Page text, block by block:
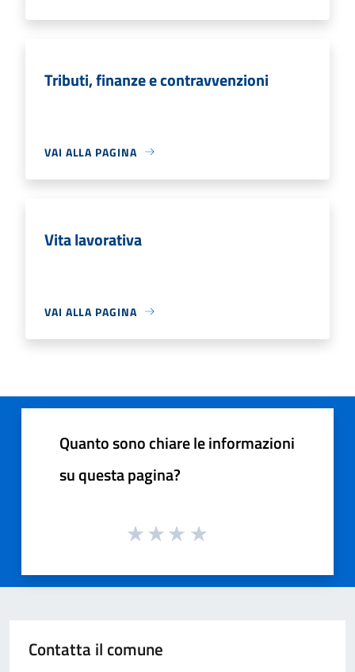
Tributi, finanze e contravvenzioni
VAI ALLA PAGINA
Vita lavorativa
VAI ALLA PAGINA
Quanto sono chiare le informazioni
su questa pagina?
Contatta il comune